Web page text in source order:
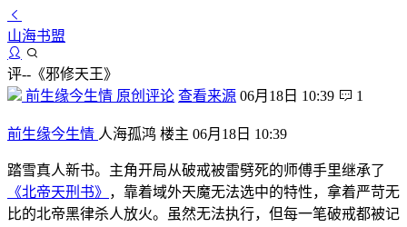
山海书盟
评--《邪修天王》
前生缘今生情 原创评论 查看来源 06月18日 10:39 1
前生缘今生情 人海孤鸿 楼主 06月18日 10:39
踏雪真人新书。主角开局从破戒被雷劈死的师傅手里继承了
《北帝天刑书》 ，靠着域外天魔无法选中的特性，拿着严苛无
比的北帝黑律杀人放火。虽然无法执行，但每一笔破戒都被记